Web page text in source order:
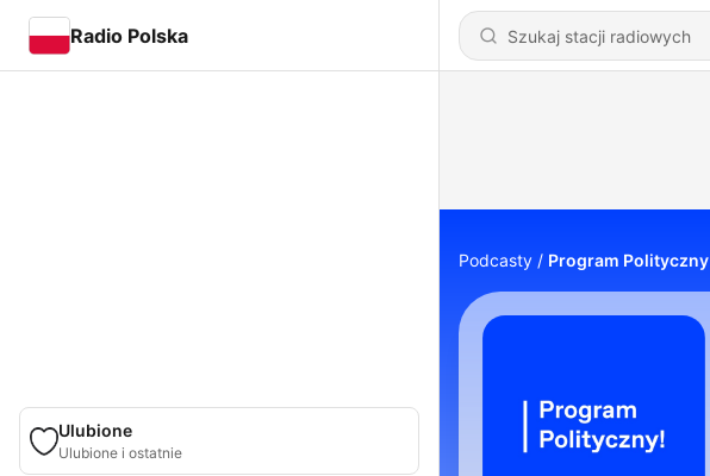
Radio Polska
Ulubione
Ulubione i ostatnie
Podcasty Program Polityczny